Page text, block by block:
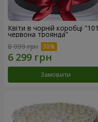
Квіти в чорній коробці "101
червона троянда"
8 999 грн
Замовити